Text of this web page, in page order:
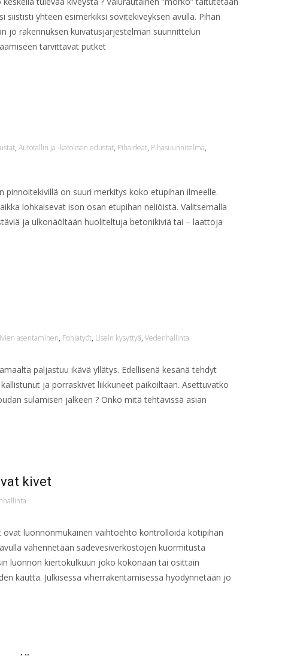
siististi yhteen esimerkiksi sovitekiveyksen avulla. Pihan
jo rakennuksen kuivatusjärjestelmän suunnittelun
tarvittavat putket
, Autotallin ja -katoksen edustat, Pihaideat, Pihasuunnitelma,
pinnoitekivillä on suuri merkitys koko etupihan ilmeelle.
lohkaisevat ison osan etupihan neliöistä. Valitsemalla
ja ulkonäöltään huoliteltuja betonikiviä tai – laattoja
asentaminen, Pohjatyöt, Usein kysyttyä, Vedenhallinta
paljastuu ikävä yllätys. Edellisenä kesänä tehdyt
ja porraskivet liikkuneet paikoiltaan. Asettuvatko
sulamisen jälkeen ? Onko mitä tehtävissä asian
kivet
ovat luonnonmukainen vaihtoehto kontrolloida kotipihan
vähennetään sadevesiverkostojen kuormitusta
luonnon kiertokulkuun joko kokonaan tai osittain
kautta. Julkisessa viherrakentamisessa hyödynnetään jo